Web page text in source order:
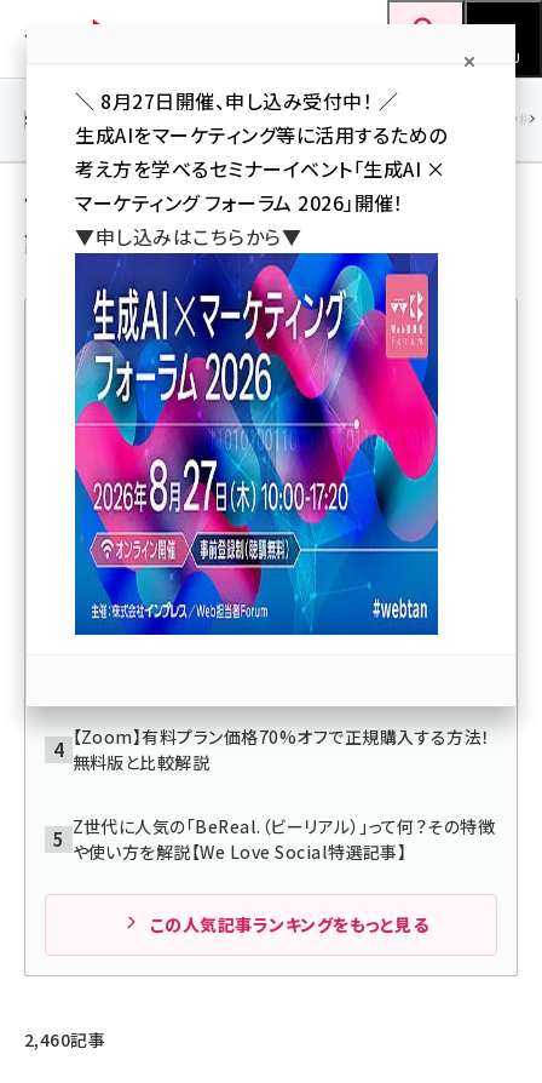
ン
MENU
seo (3544)
ai (2829)
youtube (2455)
note (2329)
セミナー (2327)
z世代 (1635)
meo (1288)
llmo (1172)
SEO アクセス解析／データ分析
マーケティング／広告 ＋ 解説／ノウハウ の
記事
人気記事ランキング
ChatGPT広告は「もう1つの検索広告」ではない。ユー
ザーの欲しいを“生成”するAIと覇権争いの行方
なぜ経営者は、マーケティング部門の報告に納得できな
いのか？
【Zoom】有料プラン価格70%オフで正規購入する方法！
無料版と比較解説
Z世代に人気の「BeReal.（ビーリアル）」って何？その特徴
や使い方を解説【We Love Social特選記事】
この人気記事ランキングをもっと見る
2,460記事
＼ 8月27日開催、申し込み受付中！ ／
生成AIをマーケティング等に活用するための
考え方を学べるセミナーイベント「生成AI ×
マーケティング フォーラム 2026」開催！
▼申し込みはこちらから▼